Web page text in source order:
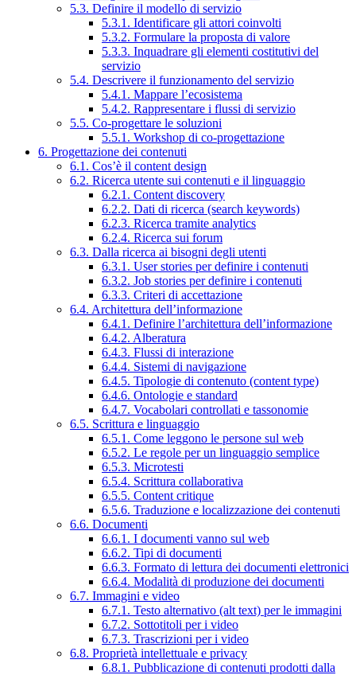
5.3. Definire il modello di servizio
5.3.1. Identificare gli attori coinvolti
5.3.2. Formulare la proposta di valore
5.3.3. Inquadrare gli elementi costitutivi del
servizio
5.4. Descrivere il funzionamento del servizio
5.4.1. Mappare l’ecosistema
5.4.2. Rappresentare i flussi di servizio
5.5. Co-progettare le soluzioni
5.5.1. Workshop di co-progettazione
6. Progettazione dei contenuti
6.1. Cos’è il content design
6.2. Ricerca utente sui contenuti e il linguaggio
6.2.1. Content discovery
6.2.2. Dati di ricerca (search keywords)
6.2.3. Ricerca tramite analytics
6.2.4. Ricerca sui forum
6.3. Dalla ricerca ai bisogni degli utenti
6.3.1. User stories per definire i contenuti
6.3.2. Job stories per definire i contenuti
6.3.3. Criteri di accettazione
6.4. Architettura dell’informazione
6.4.1. Definire l’architettura dell’informazione
6.4.2. Alberatura
6.4.3. Flussi di interazione
6.4.4. Sistemi di navigazione
6.4.5. Tipologie di contenuto (content type)
6.4.6. Ontologie e standard
6.4.7. Vocabolari controllati e tassonomie
6.5. Scrittura e linguaggio
6.5.1. Come leggono le persone sul web
6.5.2. Le regole per un linguaggio semplice
6.5.3. Microtesti
6.5.4. Scrittura collaborativa
6.5.5. Content critique
6.5.6. Traduzione e localizzazione dei contenuti
6.6. Documenti
6.6.1. I documenti vanno sul web
6.6.2. Tipi di documenti
6.6.3. Formato di lettura dei documenti elettronici
6.6.4. Modalità di produzione dei documenti
6.7. Immagini e video
6.7.1. Testo alternativo (alt text) per le immagini
6.7.2. Sottotitoli per i video
6.7.3. Trascrizioni per i video
6.8. Proprietà intellettuale e privacy
6.8.1. Pubblicazione di contenuti prodotti dalla